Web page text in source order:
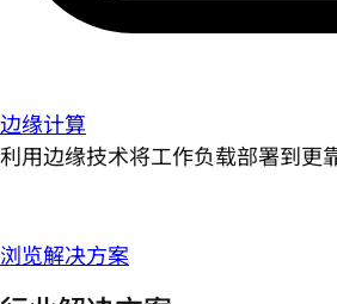
边缘计算
利用边缘技术将工作负载部署到更
浏览解决方案